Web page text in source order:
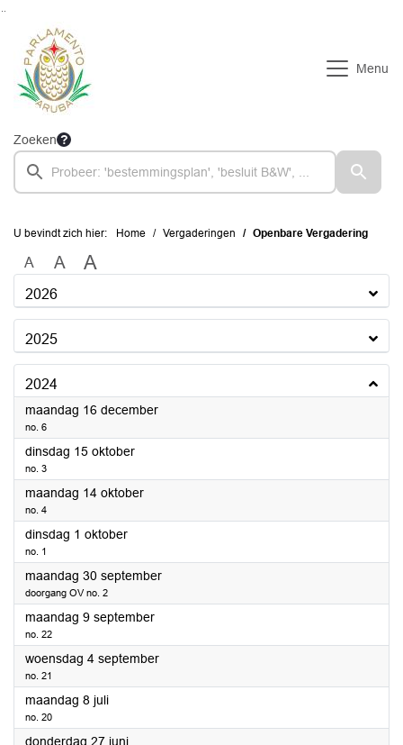
Menu
Zoeken
U bevindt zich hier: Home Vergaderingen Openbare Vergadering
A A A
2026
2025
2024
maandag 16 december2024
no. 6
dinsdag 15 oktober2024
no. 3
maandag 14 oktober2024
no. 4
dinsdag 1 oktober2024
no. 1
maandag 30 september2024
doorgang OV no. 2
maandag 9 september2024
no. 22
woensdag 4 september2024
no. 21
maandag 8 juli2024
no. 20
donderdag 27 juni2024